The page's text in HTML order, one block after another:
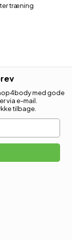
træning
med gode
via e-mail.
tilbage.